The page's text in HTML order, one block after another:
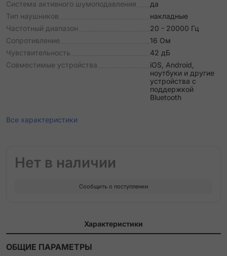
Система активного шумоподавления
да
Тип наушников
накладные
Частотный диапазон
20 - 20000 Гц
Сопротивление
16 Ом
Чувствительность
42 дБ
Совместимые устройства
iOS, Android,
ноутбуки и другие
устройства с
поддержкой
Bluetooth
Все характеристики
Нет в наличии
Сообщить о поступлении
Характеристики
ОБЩИЕ ПАРАМЕТРЫ